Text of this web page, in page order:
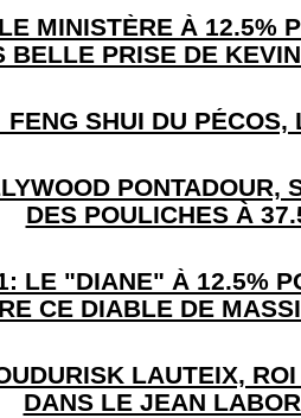
MINISTÈRE À 12.5%
BELLE PRISE DE
SHUI DU PÉCOS,
PONTADOUR,
DES POULICHES À
LE "DIANE" À 12.5%
CE DIABLE DE
LAUTEIX,
DANS LE JEAN